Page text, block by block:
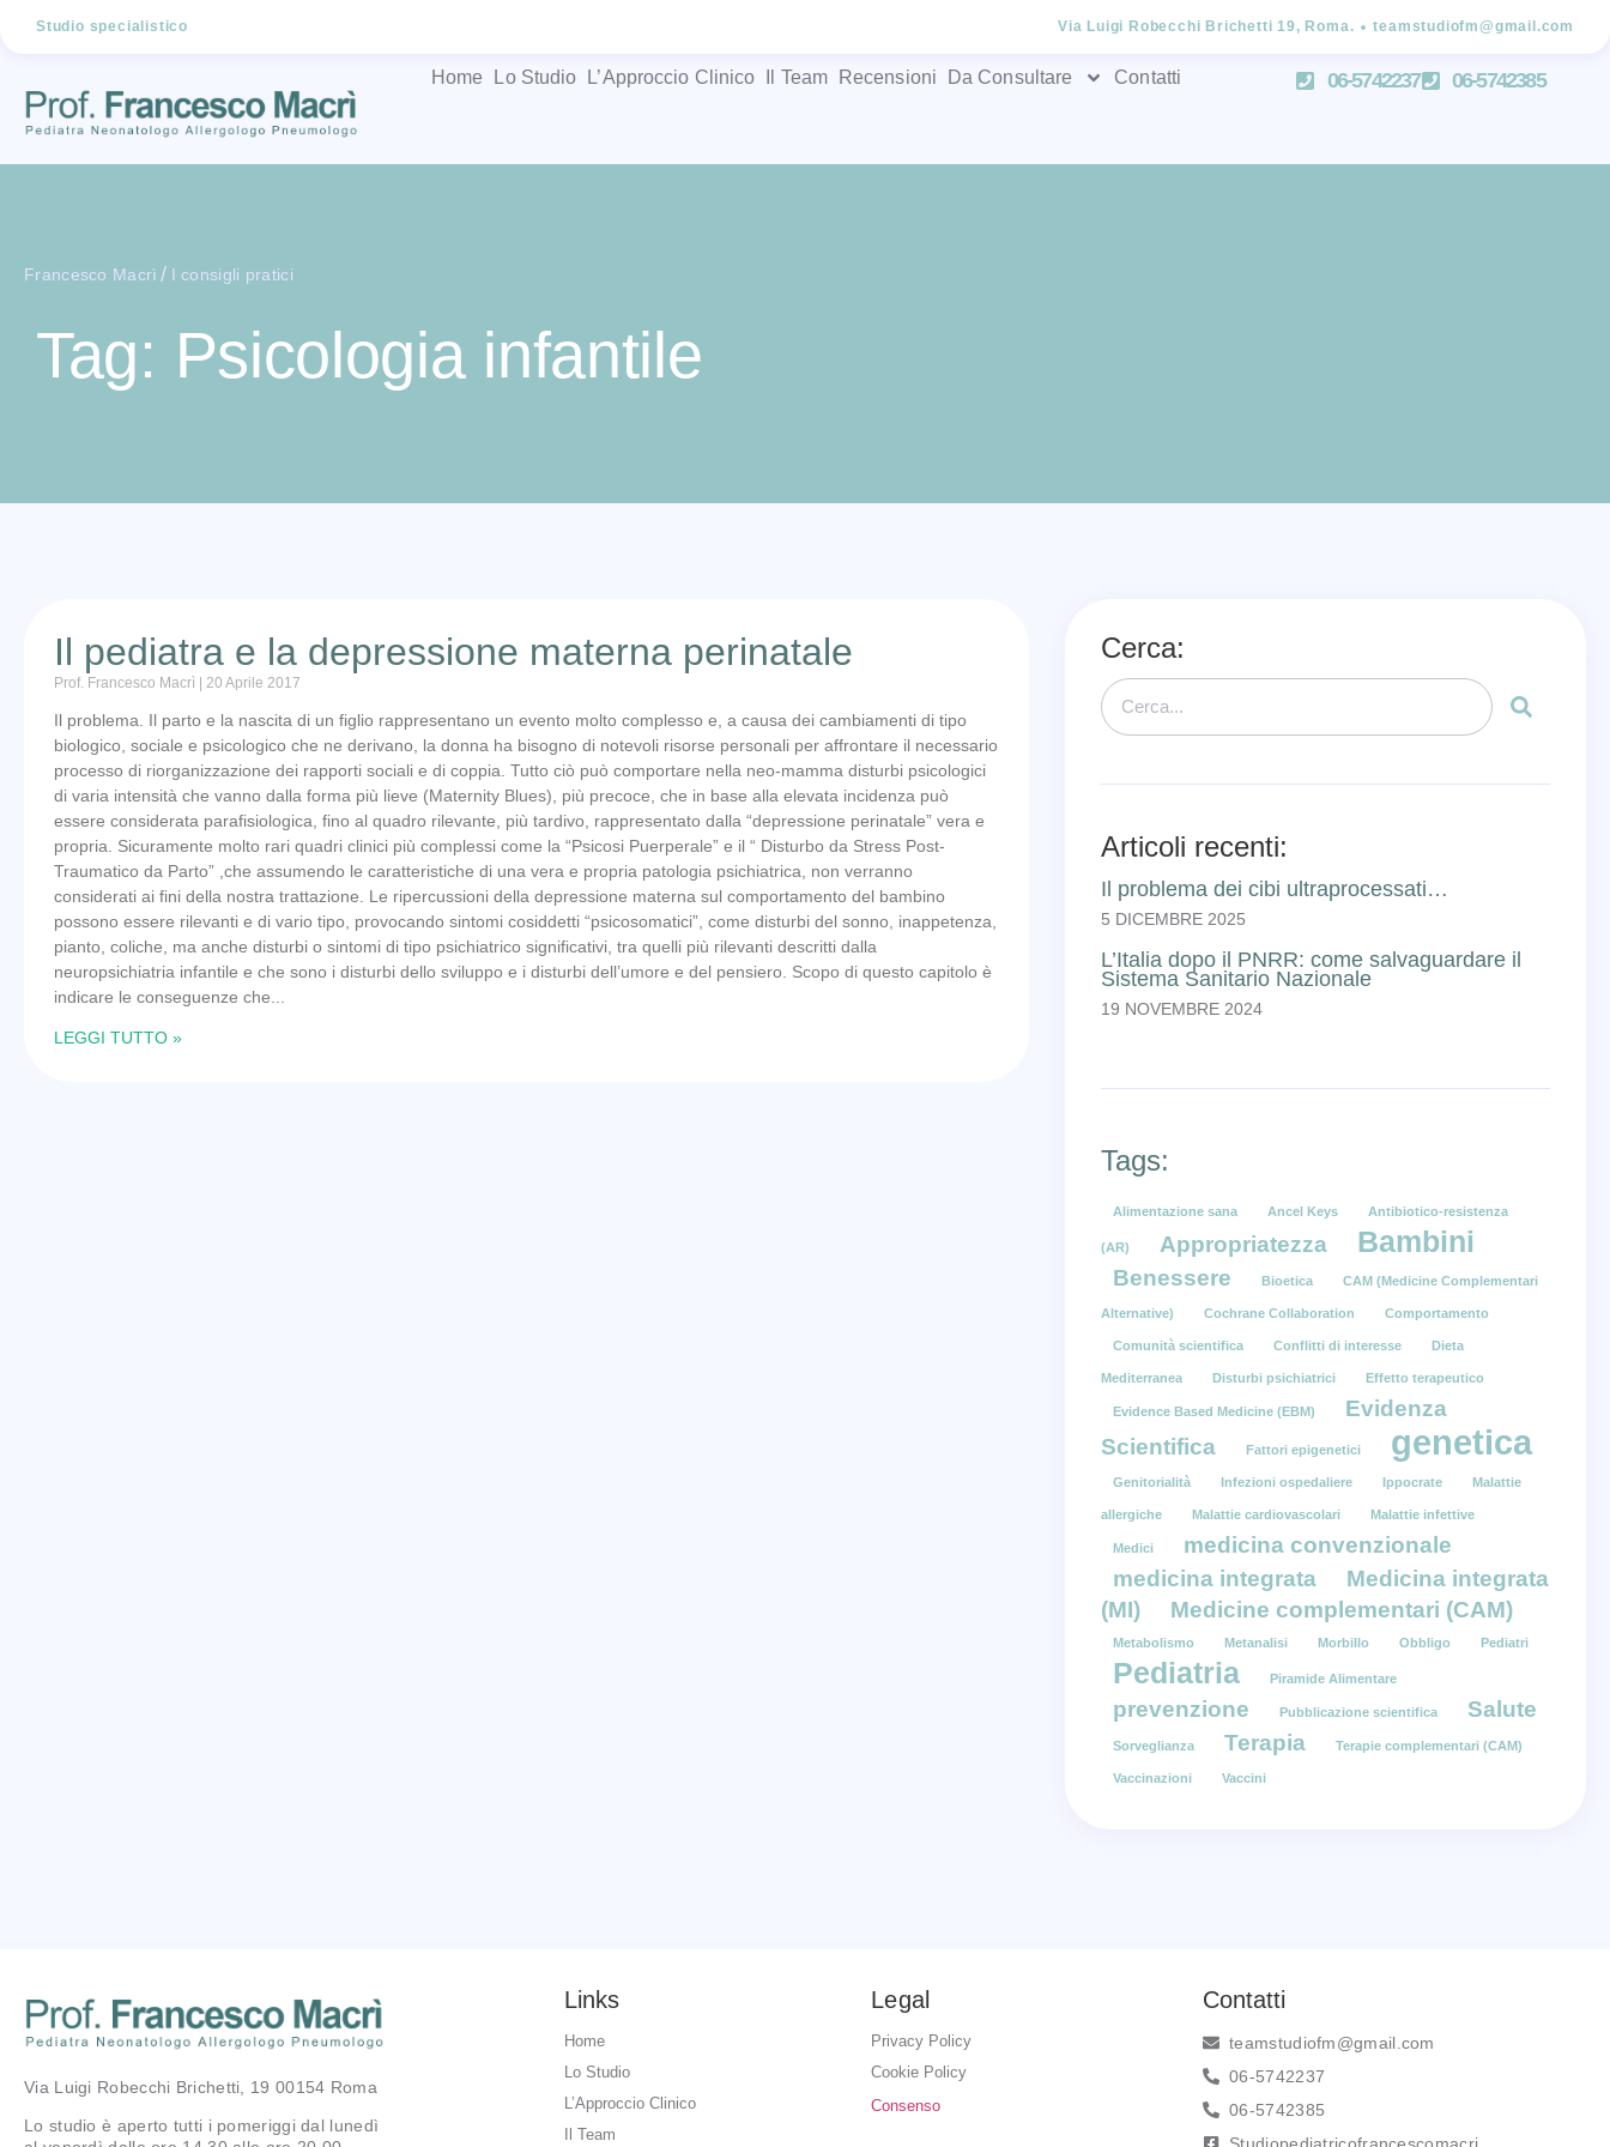
Studio specialistico Via Luigi Robecchi Brichetti 19, Roma. teamstudiofm@gmail.com
Home Lo Studio L’Approccio Clinico Il Team Recensioni Da Consultare Contatti 06-5742237 06-5742385
Francesco Macrì / I consigli pratici
Tag: Psicologia infantile
Il pediatra e la depressione materna perinatale
Prof. Francesco Macrì 20 Aprile 2017
Il problema. Il parto e la nascita di un figlio rappresentano un evento molto complesso e, a causa dei cambiamenti di tipo
biologico, sociale e psicologico che ne derivano, la donna ha bisogno di notevoli risorse personali per affrontare il necessario
processo di riorganizzazione dei rapporti sociali e di coppia. Tutto ciò può comportare nella neo-mamma disturbi psicologici
di varia intensità che vanno dalla forma più lieve (Maternity Blues), più precoce, che in base alla elevata incidenza può
essere considerata parafisiologica, fino al quadro rilevante, più tardivo, rappresentato dalla “depressione perinatale” vera e
propria. Sicuramente molto rari quadri clinici più complessi come la “Psicosi Puerperale” e il “ Disturbo da Stress Post-
Traumatico da Parto” ,che assumendo le caratteristiche di una vera e propria patologia psichiatrica, non verranno
considerati ai fini della nostra trattazione. Le ripercussioni della depressione materna sul comportamento del bambino
possono essere rilevanti e di vario tipo, provocando sintomi cosiddetti “psicosomatici”, come disturbi del sonno, inappetenza,
pianto, coliche, ma anche disturbi o sintomi di tipo psichiatrico significativi, tra quelli più rilevanti descritti dalla
neuropsichiatria infantile e che sono i disturbi dello sviluppo e i disturbi dell’umore e del pensiero. Scopo di questo capitolo è
indicare le conseguenze che
LEGGI TUTTO »
Cerca:
Articoli recenti:
Il problema dei cibi ultraprocessati…
5 DICEMBRE 2025
L’Italia dopo il PNRR: come salvaguardare il
Sistema Sanitario Nazionale
19 NOVEMBRE 2024
Tags:
Alimentazione sana Ancel Keys Antibiotico-resistenza
(AR) Appropriatezza Bambini
Benessere Bioetica CAM (Medicine Complementari
Alternative) Cochrane Collaboration Comportamento
Comunità scientifica Conflitti di interesse Dieta
Mediterranea Disturbi psichiatrici Effetto terapeutico
Evidence Based Medicine (EBM)
Evidenza
Scientifica
Fattori epigenetici genetica
Genitorialità Infezioni ospedaliere Ippocrate Malattie
allergiche Malattie cardiovascolari Malattie infettive
Medici
medicina convenzionale
medicina integrata
Medicina integrata
(MI)
Medicine complementari (CAM)
Metabolismo Metanalisi Morbillo Obbligo Pediatri
Pediatria Piramide Alimentare
prevenzione Pubblicazione scientifica Salute
Sorveglianza Terapia Terapie complementari (CAM)
Vaccinazioni Vaccini
Via Luigi Robecchi Brichetti, 19 00154 Roma
Lo studio è aperto tutti i pomeriggi dal lunedì
Links
Home
Lo Studio
L’Approccio Clinico
Il Team
Legal
Privacy Policy
Cookie Policy
Consenso
Contatti
teamstudiofm@gmail.com
06-5742237
06-5742385
Studiopediatricofrancescomacri